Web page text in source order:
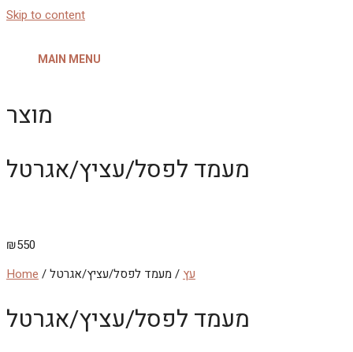
Skip to content
MAIN MENU
מוצר
מעמד לפסל/עציץ/אגרטל
₪550
Home / עץ / מעמד לפסל/עציץ/אגרטל
מעמד לפסל/עציץ/אגרטל